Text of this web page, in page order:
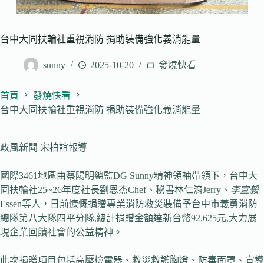
台中大同扶輪社重視消防 捐助裝備強化義消能量
sunny 2025-10-20 發燒快看
首頁
發燒快看
台中大同扶輪社重視消防 捐助裝備強化義消能量
政風新聞 宋柏誼報導
國際3461地區由蔡陽明總監DG Sunny精神領袖帶領下，台中大
同扶輪社25~26年度社長劉恩杰Chef、秘書林仁淯Jerry、 李宣毅
Essen等人，日前慷慨捐贈專業消防救災裝備予台中市義勇消防
總隊第八大隊四平分隊,總計捐贈金額達新台幣92,625元,大力展
現企業回饋社會的公益精神。
此次捐贈項目包括高壓檢電器、救災救護胸燈、防毒面罩、宣導